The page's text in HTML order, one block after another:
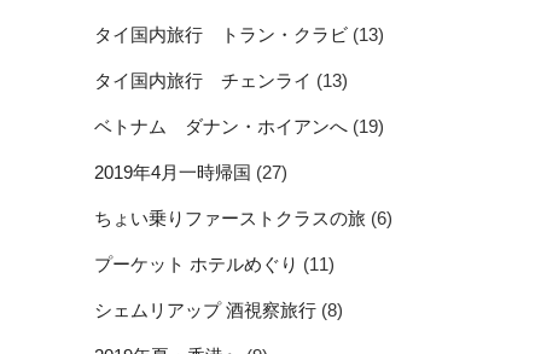
タイ国内旅行 トラン・クラビ (13)
タイ国内旅行 チェンライ (13)
ベトナム ダナン・ホイアンへ (19)
2019年4月一時帰国 (27)
ちょい乗りファーストクラスの旅 (6)
プーケット ホテルめぐり (11)
シェムリアップ 酒視察旅行 (8)